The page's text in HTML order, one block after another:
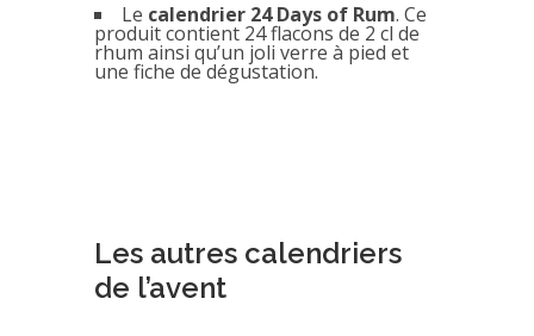
Le calendrier 24 Days of Rum. Ce
produit contient 24 flacons de 2 cl de
rhum ainsi qu’un joli verre à pied et
une fiche de dégustation.
Les autres calendriers
de l’avent